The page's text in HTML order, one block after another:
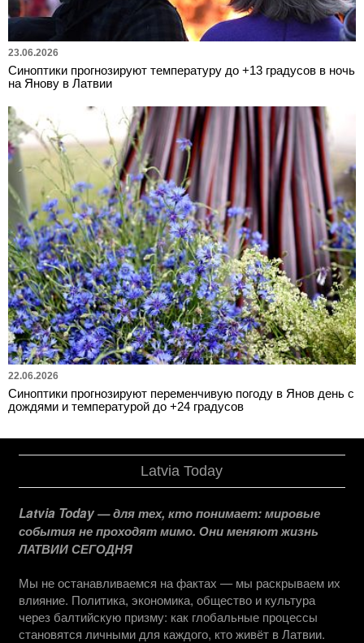
23.06.2026
Синоптики прогнозируют температуру до +13 градусов в ночь
на Янову в Латвии
22.06.2026
Синоптики прогнозируют переменчивую погоду в Янов день с
дождями и температурой до +24 градусов
Latvia Today
Latvia Today — для тех, кто понимает: мировые
события не проходят мимо. Они меняют жизнь
ЛАТВИИ СЕГОДНЯ
Мы не останавливаемся на фактах — мы раскрываем их
влияние. Политика, экономика, общество и культура
через балтийскую призму: как глобальные процессы
становятся личными для каждого, кто живёт в Латвии.